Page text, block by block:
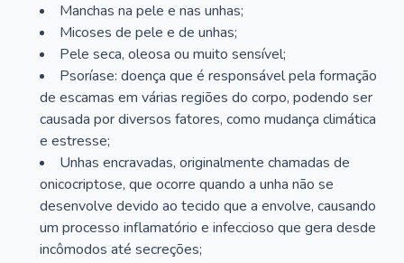
Manchas na pele e nas unhas;
Micoses de pele e de unhas;
Pele seca, oleosa ou muito sensível;
Psoríase: doença que é responsável pela formação
de escamas em várias regiões do corpo, podendo ser
causada por diversos fatores, como mudança climática
e estresse;
Unhas encravadas, originalmente chamadas de
onicocriptose, que ocorre quando a unha não se
desenvolve devido ao tecido que a envolve, causando
um processo inflamatório e infeccioso que gera desde
incômodos até secreções;